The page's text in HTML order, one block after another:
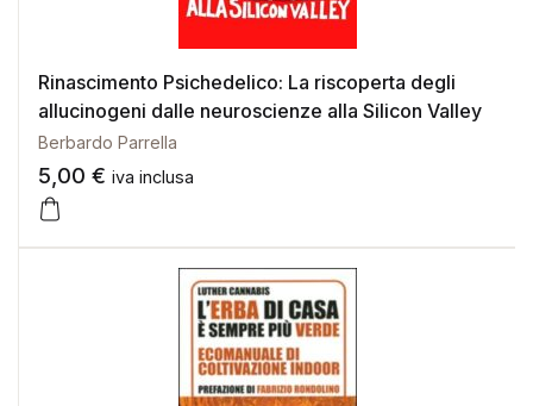
Rinascimento Psichedelico: La riscoperta degli
allucinogeni dalle neuroscienze alla Silicon Valley
Berbardo Parrella
5,00 € iva inclusa